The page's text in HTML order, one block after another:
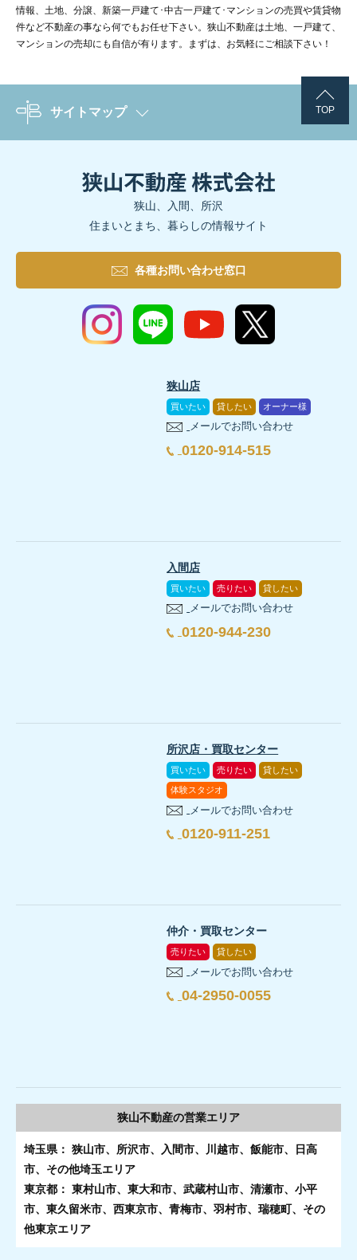
情報、土地、分譲、新築一戸建て･中古一戸建て･マンションの売買や賃貸物
件など不動産の事なら何でもお任せ下さい。狭山不動産は土地、一戸建て、
マンションの売却にも自信が有ります。まずは、お気軽にご相談下さい！
TOP
サイトマップ
狭山、入間、所沢
住まいとまち、暮らしの情報サイト
各種お問い合わせ窓口
狭山店
買いたい 貸したい オーナー様
メールでお問い合わせ
0120-914-515
入間店
買いたい 売りたい 貸したい
メールでお問い合わせ
0120-944-230
所沢店・買取センター
買いたい 売りたい 貸したい
体験スタジオ
メールでお問い合わせ
0120-911-251
仲介・買取センター
売りたい 貸したい
メールでお問い合わせ
04-2950-0055
狭山不動産の営業エリア
埼玉県： 狭山市、所沢市、入間市、川越市、飯能市、日高
市、その他埼玉エリア
東京都： 東村山市、東大和市、武蔵村山市、清瀬市、小平
市、東久留米市、西東京市、青梅市、羽村市、瑞穂町、その
他東京エリア